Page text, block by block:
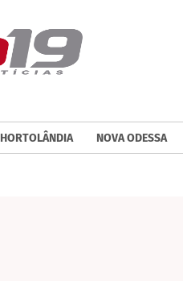
HORTOLÂNDIA NOVA ODESSA